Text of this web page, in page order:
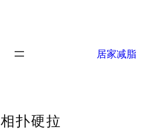
居家减脂
扑硬拉